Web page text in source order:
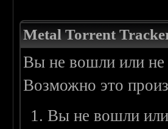
Metal Torrent
Вы не вошли или не
Возможно это
Вы не вошли или